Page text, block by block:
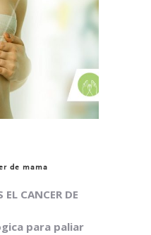
de mama
EL CANCER DE
para paliar